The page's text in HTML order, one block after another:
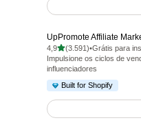
UpPromote Affiliate
4,9de 5 estrelas
(3.591)
3591 avaliações ao todo
•Grátis para
Impulsione os ciclos de
influenciadores
Built for Shopify